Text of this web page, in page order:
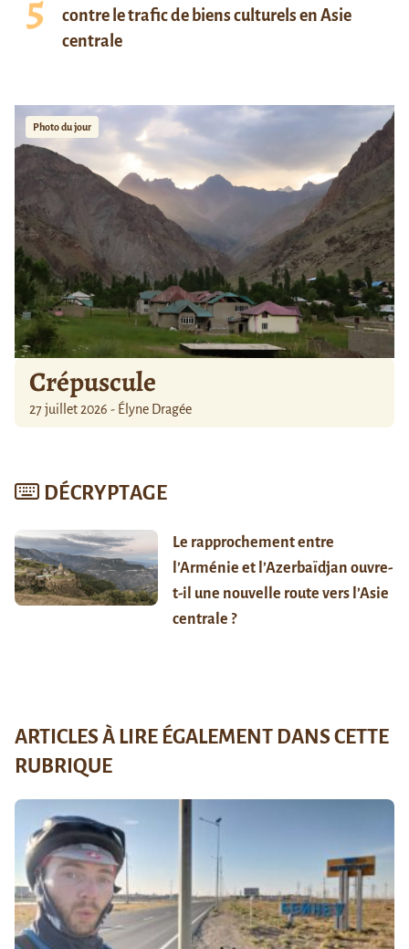
contre le trafic de biens culturels en Asie
centrale
Photo du jour
Crépuscule
27 juillet 2026 - Élyne Dragée
DÉCRYPTAGE
Le rapprochement entre
l’Arménie et l’Azerbaïdjan ouvre-
t-il une nouvelle route vers l’Asie
centrale ?
ARTICLES À LIRE ÉGALEMENT DANS CETTE
RUBRIQUE